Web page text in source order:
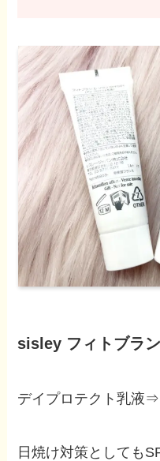
sisley フィトブラ
デイプロテクト乳液⇒
日焼け対策としても